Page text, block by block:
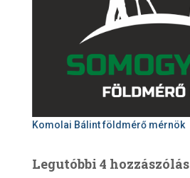
Komolai Bálint földmérő mérnök
Legutóbbi 4 hozzászólás